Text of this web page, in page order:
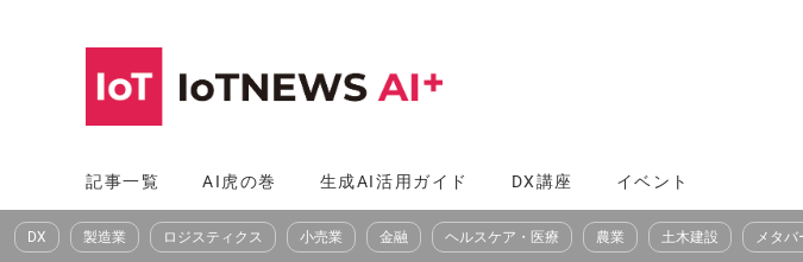
へ
ス
記事一覧 AI虎の巻 生成AI活用ガイド DX講座 イベント
DX 製造業 ロジスティクス 小売業 金融 ヘルスケア・医療 農業 土木建設 メタバ